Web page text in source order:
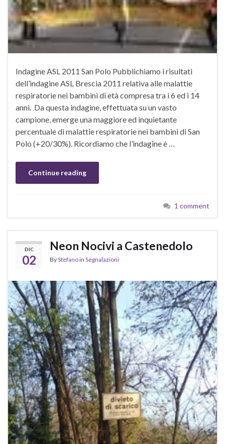
Indagine ASL 2011 San Polo Pubblichiamo i risultati
dell’indagine ASL Brescia 2011 relativa alle malattie
respiratorie nei bambini di età compresa tra i 6 ed i 14
anni. Da questa indagine, effettuata su un vasto
campione, emerge una maggiore ed inquietante
percentuale di malattie respiratorie nei bambini di San
Polo (+20/30%). Ricordiamo che l’indagine è …
Continue reading
1 comment
DIC
02
Neon Nocivi a Castenedolo
ByStefanoin Segnalazioni